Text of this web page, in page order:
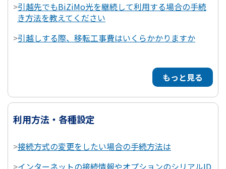
>引越先でもBiZiMo光を継続して利用する場合の手続
き方法を教えてください
>引越しする際、移転工事費はいくらかかりますか
もっと見る
利用方法・各種設定
>接続方式の変更をしたい場合の手続方法は
>インターネットの接続情報やオプションのシリアルID